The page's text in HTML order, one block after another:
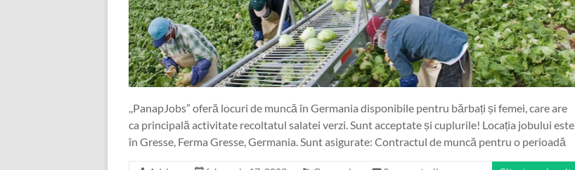
,,PanapJobs” oferă locuri de muncă în Germania disponibile pentru bărbați și femei, care are
ca principală activitate recoltatul salatei verzi. Sunt acceptate și cuplurile! Locația jobului este
în Gresse, Ferma Gresse, Germania. Sunt asigurate: Contractul de muncă pentru o perioadă